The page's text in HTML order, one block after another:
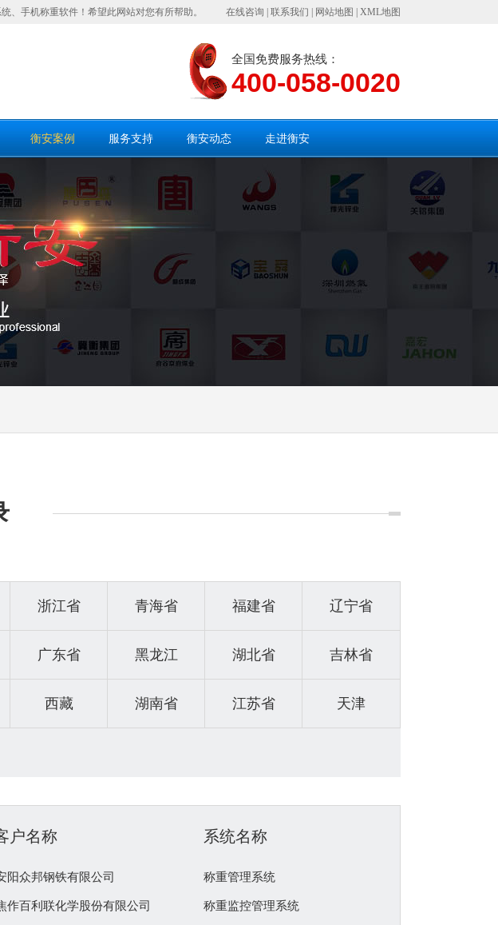
、手机称重软件！希望此网站对您有所帮助。 在线咨询 联系我们 网站地图 XML地图
全国免费服务热线：
400-058-0020
衡安案例 服务支持 衡安动态 走进衡安
浙江省 青海省 福建省 辽宁省
广东省 黑龙江 湖北省 吉林省
西藏 湖南省 江苏省 天津
户名称 系统名称
阳众邦钢铁有限公司 称重管理系统
作百利联化学股份有限公司 称重监控管理系统